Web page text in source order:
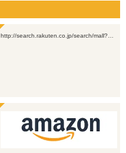
http://search.rakuten.co.jp/search/mall?…